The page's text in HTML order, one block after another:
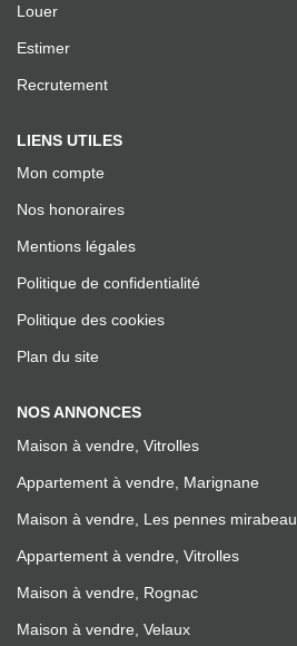
Louer
Estimer
Recrutement
LIENS UTILES
Mon compte
Nos honoraires
Mentions légales
Politique de confidentialité
Politique des cookies
Plan du site
NOS ANNONCES
Maison à vendre, Vitrolles
Appartement à vendre, Marignane
Maison à vendre, Les pennes mirabeau
Appartement à vendre, Vitrolles
Maison à vendre, Rognac
Maison à vendre, Velaux